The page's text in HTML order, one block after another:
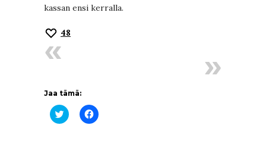
kassan ensi kerralla.
48
Jaa tämä:
Jaa
Twitterissä(Avautuu
Jaa
Facebookissa(Avautuu